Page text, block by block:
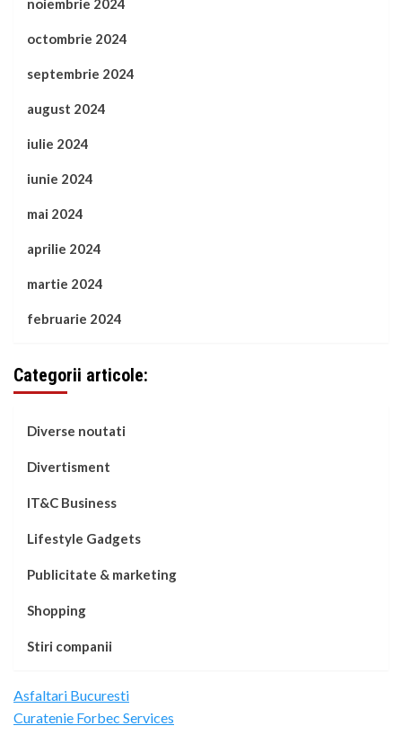
octombrie 2024
septembrie 2024
august 2024
iulie 2024
iunie 2024
mai 2024
aprilie 2024
martie 2024
februarie 2024
Categorii articole:
Diverse noutati
Divertisment
IT&C Business
Lifestyle Gadgets
Publicitate & marketing
Shopping
Stiri companii
Asfaltari Bucuresti
Curatenie Forbec Services